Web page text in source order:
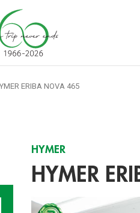
ERIBA NOVA 465
HYMER
HYMER